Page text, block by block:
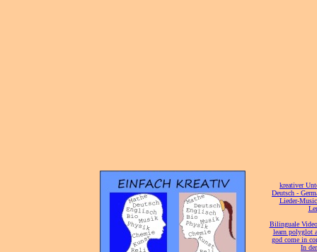
kreativer
Deutsch -
Lieder-
Bilinguale
learn polyglot
god come in
In